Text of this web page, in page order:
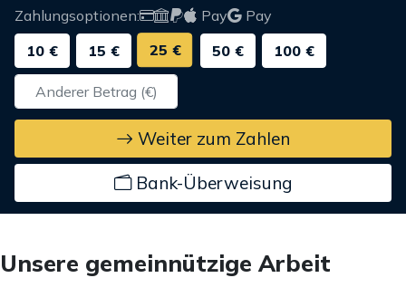
Zahlungsoptionen: Pay
Pay
10 €
15 € 25 € 50 € 100 €
Weiter zum Zahlen
Bank-Überweisung
Unsere gemeinnützige Arbeit